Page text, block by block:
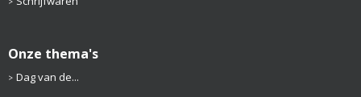
Onze thema's
Dag van de...